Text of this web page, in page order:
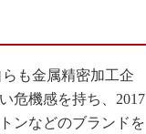
も金属精密加工企
危機感を持ち、2017
ンなどのブランドを